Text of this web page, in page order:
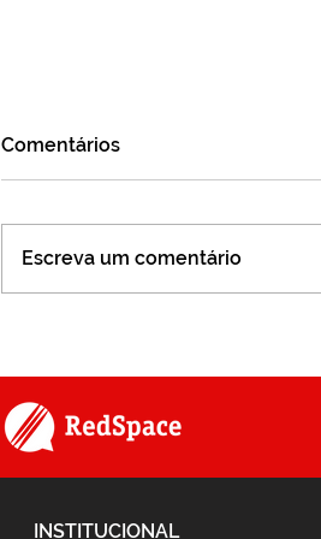
Comentários
Escreva um comentário
INSTITUCIONAL